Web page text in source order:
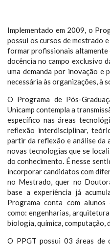
Implementado em 2009, o
possui os cursos de mestrado
formar profissionais altamente
docência no campo exclusivo
uma demanda por inovação e
necessária às organizações, à
O Programa de Pós-
Unicamp contempla a
específico nas áreas
reflexão interdisciplinar,
partir da reflexão e análise da
novas tecnologias que se
do conhecimento. É nesse
incorporar candidatos com
no Mestrado, quer no
base a experiência já
Programa conta com
como: engenharias,
biologia, química, computação,
O PPGT possui 03 áreas de